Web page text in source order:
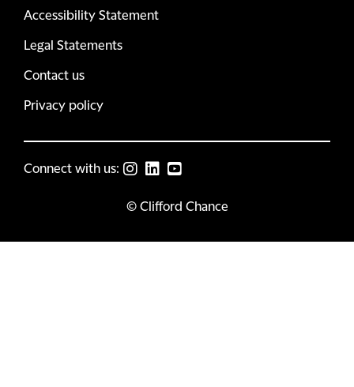
Accessibility Statement
Legal Statements
Contact us
Privacy policy
Connect with us:
© Clifford Chance